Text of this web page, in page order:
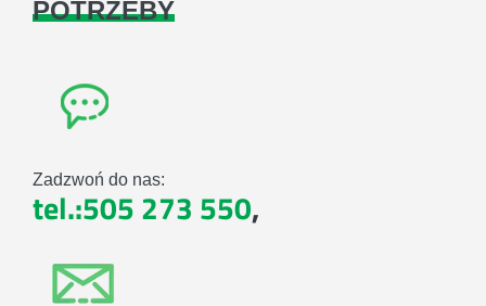
POTRZEBY
Zadzwoń do nas:
tel.:505 273 550,